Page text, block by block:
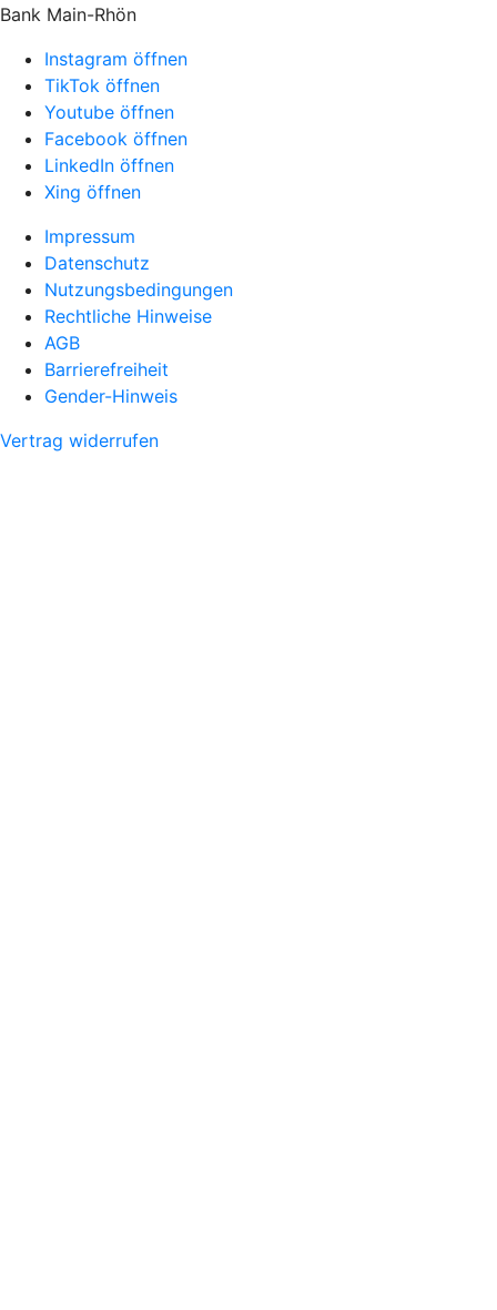
Bank Main-Rhön
Instagram öffnen
TikTok öffnen
Youtube öffnen
Facebook öffnen
LinkedIn öffnen
Xing öffnen
Impressum
Datenschutz
Nutzungsbedingungen
Rechtliche Hinweise
AGB
Barrierefreiheit
Gender-Hinweis
Vertrag widerrufen